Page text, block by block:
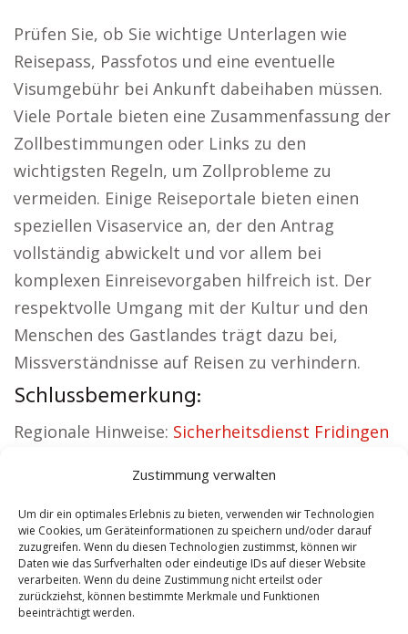
Zustimmung verwalten
Um dir ein optimales Erlebnis zu bieten, verwenden wir Technologien
wie Cookies, um Geräteinformationen zu speichern und/oder darauf
zuzugreifen. Wenn du diesen Technologien zustimmst, können wir
Daten wie das Surfverhalten oder eindeutige IDs auf dieser Website
verarbeiten. Wenn du deine Zustimmung nicht erteilst oder
zurückziehst, können bestimmte Merkmale und Funktionen
beeinträchtigt werden.
Prüfen Sie, ob Sie wichtige Unterlagen wie
Reisepass, Passfotos und eine eventuelle
Visumgebühr bei Ankunft dabeihaben müssen.
Viele Portale bieten eine Zusammenfassung der
Zollbestimmungen oder Links zu den
wichtigsten Regeln, um Zollprobleme zu
vermeiden. Einige Reiseportale bieten einen
speziellen Visaservice an, der den Antrag
vollständig abwickelt und vor allem bei
komplexen Einreisevorgaben hilfreich ist. Der
respektvolle Umgang mit der Kultur und den
Menschen des Gastlandes trägt dazu bei,
Missverständnisse auf Reisen zu verhindern.
Schlussbemerkung:
Regionale Hinweise: Sicherheitsdienst Fridingen
Wohnung mieten Fridingen Donau
Fridingen Donau|Reisebüro Fridingen Donau
Versicherung Fridingen Donau
Contents [show]